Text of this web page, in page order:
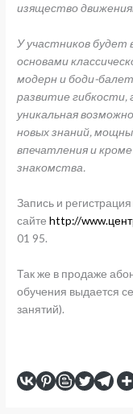
изящество
У участников будет
основами
модерн и боди-
развитие гибкости,
уникальная
новых знаний,
впечатления и
знакомства.
Запись и
сайтеhttp://
01 95.
Так же в продаже
обучения выдается
занятий).